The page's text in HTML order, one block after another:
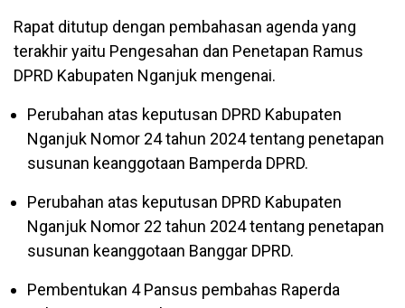
Rapat ditutup dengan pembahasan agenda yang
terakhir yaitu Pengesahan dan Penetapan Ramus
DPRD Kabupaten Nganjuk mengenai.
Perubahan atas keputusan DPRD Kabupaten
Nganjuk Nomor 24 tahun 2024 tentang penetapan
susunan keanggotaan Bamperda DPRD.
Perubahan atas keputusan DPRD Kabupaten
Nganjuk Nomor 22 tahun 2024 tentang penetapan
susunan keanggotaan Banggar DPRD.
Pembentukan 4 Pansus pembahas Raperda